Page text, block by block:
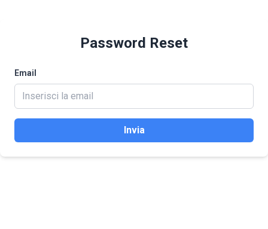
Password Reset
Email
Invia